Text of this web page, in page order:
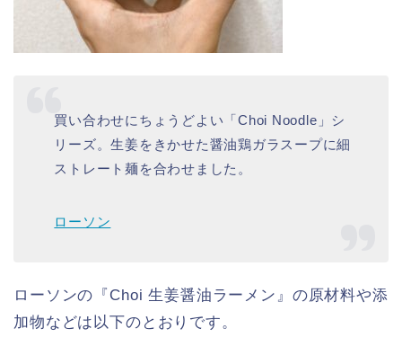
買い合わせにちょうどよい「Choi Noodle」シ
リーズ。生姜をきかせた醤油鶏ガラスープに細
ストレート麺を合わせました。
ローソン
ローソンの『Choi 生姜醤油ラーメン』の原材料や添
加物などは以下のとおりです。